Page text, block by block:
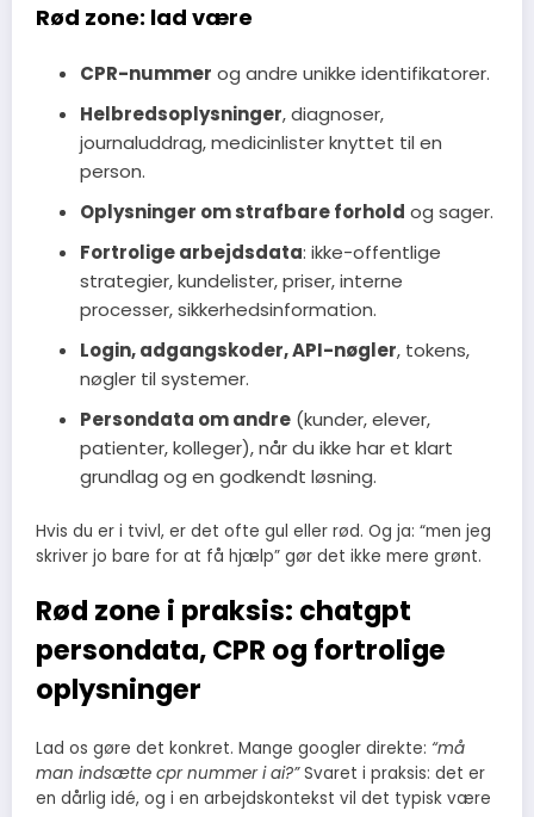
Rød zone: lad være
CPR-nummer og andre unikke identifikatorer.
Helbredsoplysninger, diagnoser,
journaluddrag, medicinlister knyttet til en
person.
Oplysninger om strafbare forhold og sager.
Fortrolige arbejdsdata: ikke-offentlige
strategier, kundelister, priser, interne
processer, sikkerhedsinformation.
Login, adgangskoder, API-nøgler, tokens,
nøgler til systemer.
Persondata om andre(kunder, elever,
patienter, kolleger), når du ikke har et klart
grundlag og en godkendt løsning.
Hvis du er i tvivl, er det ofte gul eller rød. Og ja: “men jeg
skriver jo bare for at få hjælp” gør det ikke mere grønt.
Rød zone i praksis: chatgpt
persondata, CPR og fortrolige
oplysninger
Lad os gøre det konkret. Mange googler direkte: “må
man indsætte cpr nummer i ai?”Svaret i praksis: det er
en dårlig idé, og i en arbejdskontekst vil det typisk være